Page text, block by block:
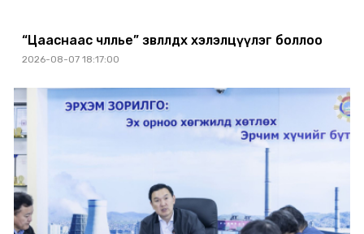
“Цааснаас чөлөөлье” зөвлөлдөх хэлэлцүүлэг боллоо
2026-08-07 18:17:00